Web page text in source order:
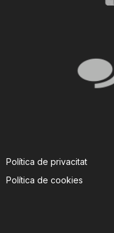
Política de privacitat
Política de cookies